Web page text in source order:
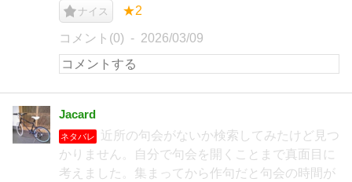
ナイス ★2
コメント(0) 2026/03/09
Jacard
ネタバレ
近所の句会がないか検索してみたけど見つ
かりません。自分で句会を開くことまで真面目に
考えました。集まってから作句だと句会の時間が